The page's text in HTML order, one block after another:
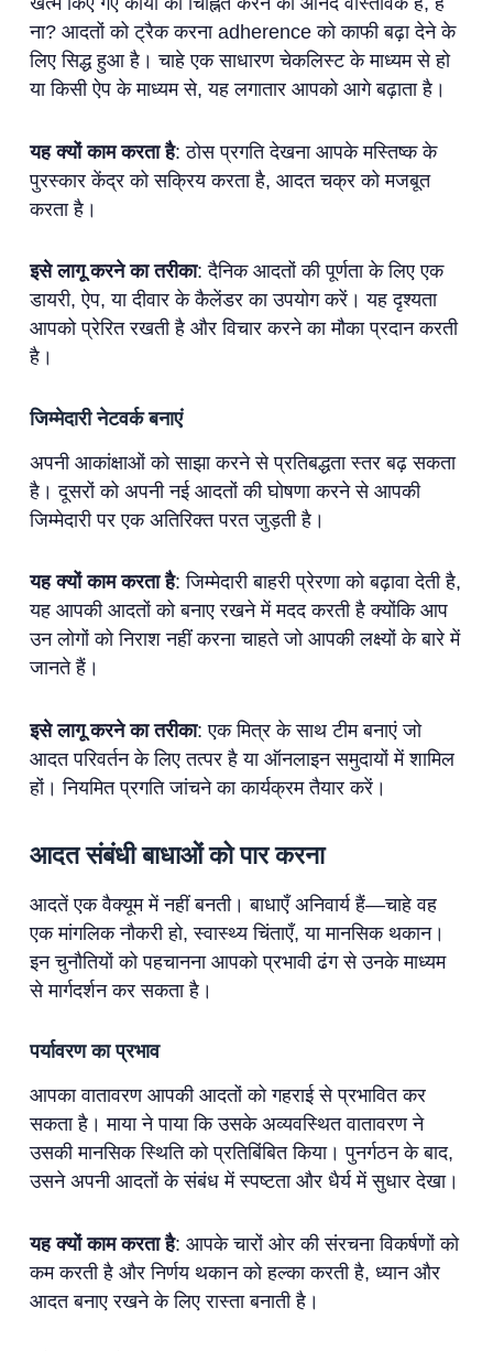
ना? आदतों को ट्रैक करना adherence को काफी बढ़ा देने के
लिए सिद्ध हुआ है। चाहे एक साधारण चेकलिस्ट के माध्यम से हो
या किसी ऐप के माध्यम से, यह लगातार आपको आगे बढ़ाता है।
यह क्यों काम करता है: ठोस प्रगति देखना आपके मस्तिष्क के
पुरस्कार केंद्र को सक्रिय करता है, आदत चक्र को मजबूत
करता है।
इसे लागू करने का तरीका: दैनिक आदतों की पूर्णता के लिए एक
डायरी, ऐप, या दीवार के कैलेंडर का उपयोग करें। यह दृश्यता
आपको प्रेरित रखती है और विचार करने का मौका प्रदान करती
है।
जिम्मेदारी नेटवर्क बनाएं
अपनी आकांक्षाओं को साझा करने से प्रतिबद्धता स्तर बढ़ सकता
है। दूसरों को अपनी नई आदतों की घोषणा करने से आपकी
जिम्मेदारी पर एक अतिरिक्त परत जुड़ती है।
यह क्यों काम करता है: जिम्मेदारी बाहरी प्रेरणा को बढ़ावा देती है,
यह आपकी आदतों को बनाए रखने में मदद करती है क्योंकि आप
उन लोगों को निराश नहीं करना चाहते जो आपकी लक्ष्यों के बारे में
जानते हैं।
इसे लागू करने का तरीका: एक मित्र के साथ टीम बनाएं जो
आदत परिवर्तन के लिए तत्पर है या ऑनलाइन समुदायों में शामिल
हों। नियमित प्रगति जांचने का कार्यक्रम तैयार करें।
आदत संबंधी बाधाओं को पार करना
आदतें एक वैक्यूम में नहीं बनती। बाधाएँ अनिवार्य हैं—चाहे वह
एक मांगलिक नौकरी हो, स्वास्थ्य चिंताएँ, या मानसिक थकान।
इन चुनौतियों को पहचानना आपको प्रभावी ढंग से उनके माध्यम
से मार्गदर्शन कर सकता है।
पर्यावरण का प्रभाव
आपका वातावरण आपकी आदतों को गहराई से प्रभावित कर
सकता है। माया ने पाया कि उसके अव्यवस्थित वातावरण ने
उसकी मानसिक स्थिति को प्रतिबिंबित किया। पुनर्गठन के बाद,
उसने अपनी आदतों के संबंध में स्पष्टता और धैर्य में सुधार देखा।
यह क्यों काम करता है: आपके चारों ओर की संरचना विकर्षणों को
कम करती है और निर्णय थकान को हल्का करती है, ध्यान और
आदत बनाए रखने के लिए रास्ता बनाती है।